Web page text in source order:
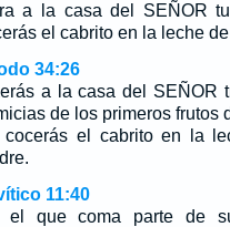
a la casa del SEÑOR
el cabrito en la leche
34:26
a la casa del SEÑOR
de los primeros frutos
cocerás el cabrito en la
11:40
el que coma parte de